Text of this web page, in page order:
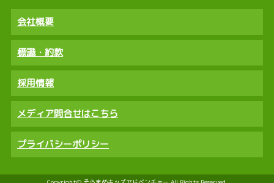
会社概要
標識・約款
採用情報
メディア問合せはこちら
プライバシーポリシー